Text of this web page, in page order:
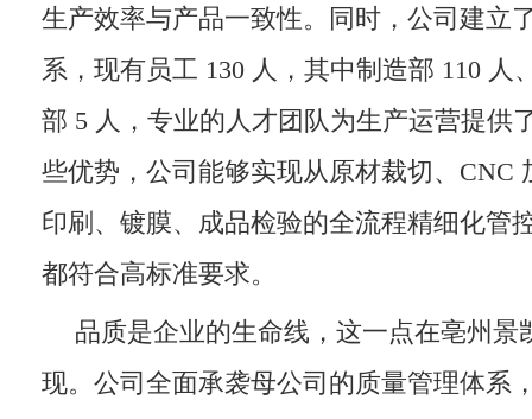
生产效率与产品一致性。同时，公司建立
系，现有员工 130 人，其中制造部 110 人
部 5 人，专业的人才团队为生产运营提供
些优势，公司能够实现从原材裁切、CNC
印刷、镀膜、成品检验的全流程精细化管
都符合高标准要求。
品质是企业的生命线，这一点在亳州景
现。公司全面承袭母公司的质量管理体系